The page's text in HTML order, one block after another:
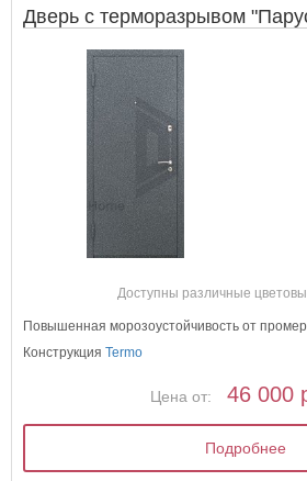
Дверь с терморазрывом
Доступны различные
Повышенная морозоустойчивость от
КонструкцияTermo
Цена от: 46 000
Подробнее